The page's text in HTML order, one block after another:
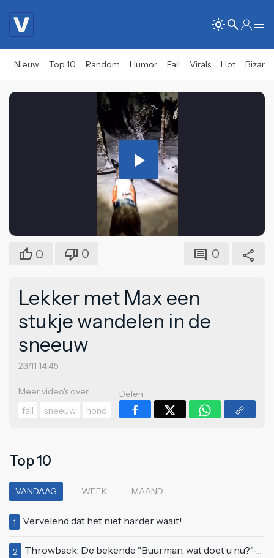
Nieuw Top 10 Random Humor Fail Virals Hot Bizar
Play
Video
0 0 0
Lekker met Max een
stukje wandelen in de
sneeuw
23/11 14:45
Meer video's over
fail
sneeuw hond
Delen
Top 10
VANDAAG WEEK MAAND
1 Vervelend dat het niet harder waait!
2 Throwback: De bekende "Buurman, wat doet u nu?"-scène uit Flodder met Tatjana Šimić